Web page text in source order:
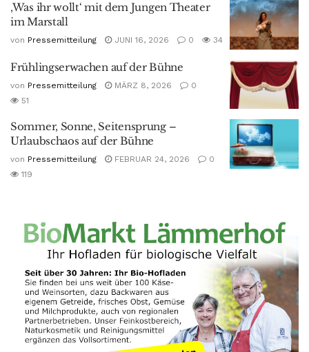
‚Was ihr wollt‘ mit dem Jungen Theater
im Marstall
von Pressemitteilung JUNI 16, 2026 0 34
Frühlingserwachen auf der Bühne
von Pressemitteilung MÄRZ 8, 2026
0
51
Sommer, Sonne, Seitensprung –
Urlaubschaos auf der Bühne
von Pressemitteilung FEBRUAR 24, 2026
0
119